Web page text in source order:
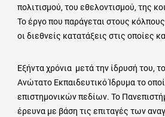
πολιτισμού, του εθελοντισμού, της
Το έργο που παράγεται στους
οι διεθνείς κατατάξεις στις
Εξήντα χρόνια μετά την ίδρυσή του,
Ανώτατο Εκπαιδευτικό Ίδρυμα το
επιστημονικών πεδίων. Το
έρευνα με βάση τις επιταγές των